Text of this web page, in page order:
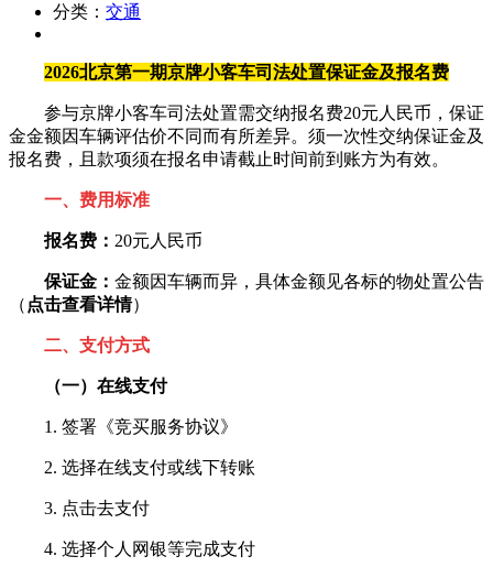
分类： 交通
2026北京第一期京牌小客车司法处置保证金及报名费
参与京牌小客车司法处置需交纳报名费20元人民币，保证
金金额因车辆评估价不同而有所差异。须一次性交纳保证金及
报名费，且款项须在报名申请截止时间前到账方为有效。
一、费用标准
报名费： 20元人民币
保证金： 金额因车辆而异，具体金额见各标的物处置公告
（ 点击查看详情）
二、支付方式
（一）在线支付
1. 签署《竞买服务协议》
2. 选择在线支付或线下转账
3. 点击去支付
4. 选择个人网银等完成支付